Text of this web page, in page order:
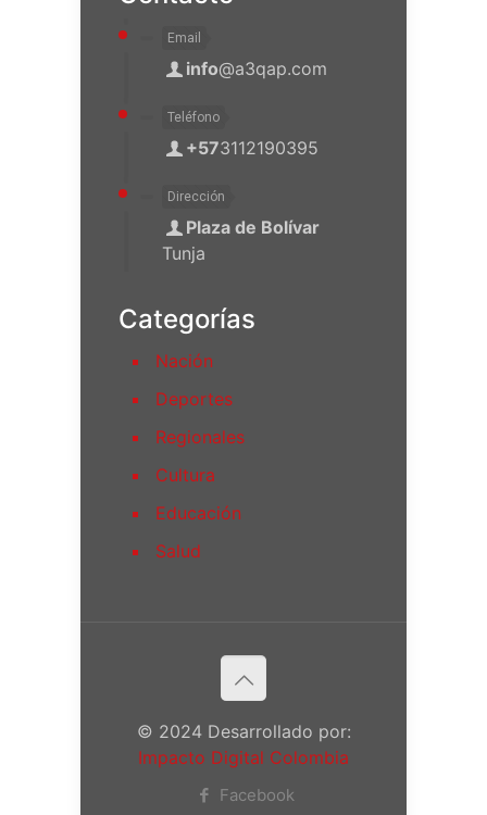
Email
info@a3qap.com
Teléfono
+573112190395
Dirección
Plaza de Bolívar
Tunja
Categorías
Nación
Deportes
Regionales
Cultura
Educación
Salud
© 2024 Desarrollado por:
Impacto Digital Colombia
Facebook